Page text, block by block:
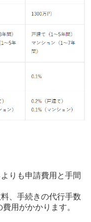
りも申請費用と手間
、手続きの代行手数
用がかかります。